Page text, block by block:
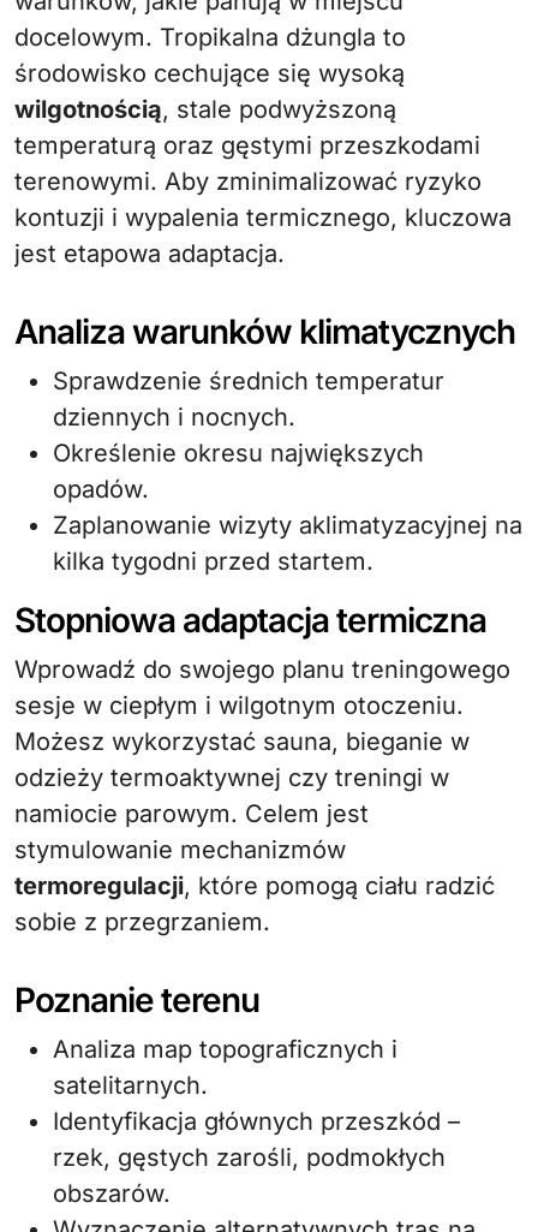
docelowym. Tropikalna dżungla to
środowisko cechujące się wysoką
wilgotnością, stale podwyższoną
temperaturą oraz gęstymi przeszkodami
terenowymi. Aby zminimalizować ryzyko
kontuzji i wypalenia termicznego, kluczowa
jest etapowa adaptacja.
Analiza warunków klimatycznych
Sprawdzenie średnich temperatur
dziennych i nocnych.
Określenie okresu największych
opadów.
Zaplanowanie wizyty aklimatyzacyjnej na
kilka tygodni przed startem.
Stopniowa adaptacja termiczna
Wprowadź do swojego planu treningowego
sesje w ciepłym i wilgotnym otoczeniu.
Możesz wykorzystać sauna, bieganie w
odzieży termoaktywnej czy treningi w
namiocie parowym. Celem jest
stymulowanie mechanizmów
termoregulacji, które pomogą ciału radzić
sobie z przegrzaniem.
Poznanie terenu
Analiza map topograficznych i
satelitarnych.
Identyfikacja głównych przeszkód –
rzek, gęstych zarośli, podmokłych
obszarów.